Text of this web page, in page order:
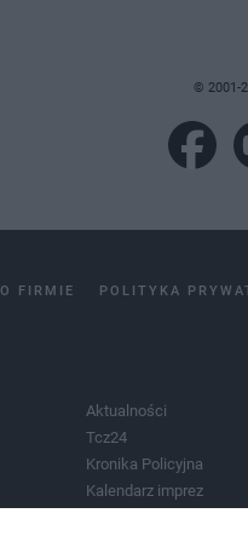
© 2001-
O FIRMIE POLITYKA
Aktualności
Tcz24
Kronika Policyjna
Kalendarz imprez